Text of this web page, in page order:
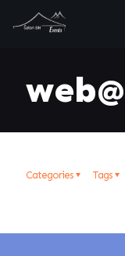
Categories Tags